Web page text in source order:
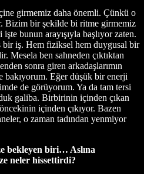
girmemiz daha önemli. Çünkü o
Bizim bir şekilde bi ritme girmemiz
bunun arayışıyla başlıyor zaten.
bir iş. Hem fiziksel hem duygusal bir
Mesela ben sahneden çıktıktan
sonra giren arkadaşlarımın
bakıyorum. Eğer düşük bir enerji
de görüyorum. Ya da tam tersi
galiba. Birbirinin içinden çıkan
içinden çıkıyor. Bazen
o zaman tadından yenmiyor
bekleyen biri… Aslına
neler hissettirdi?